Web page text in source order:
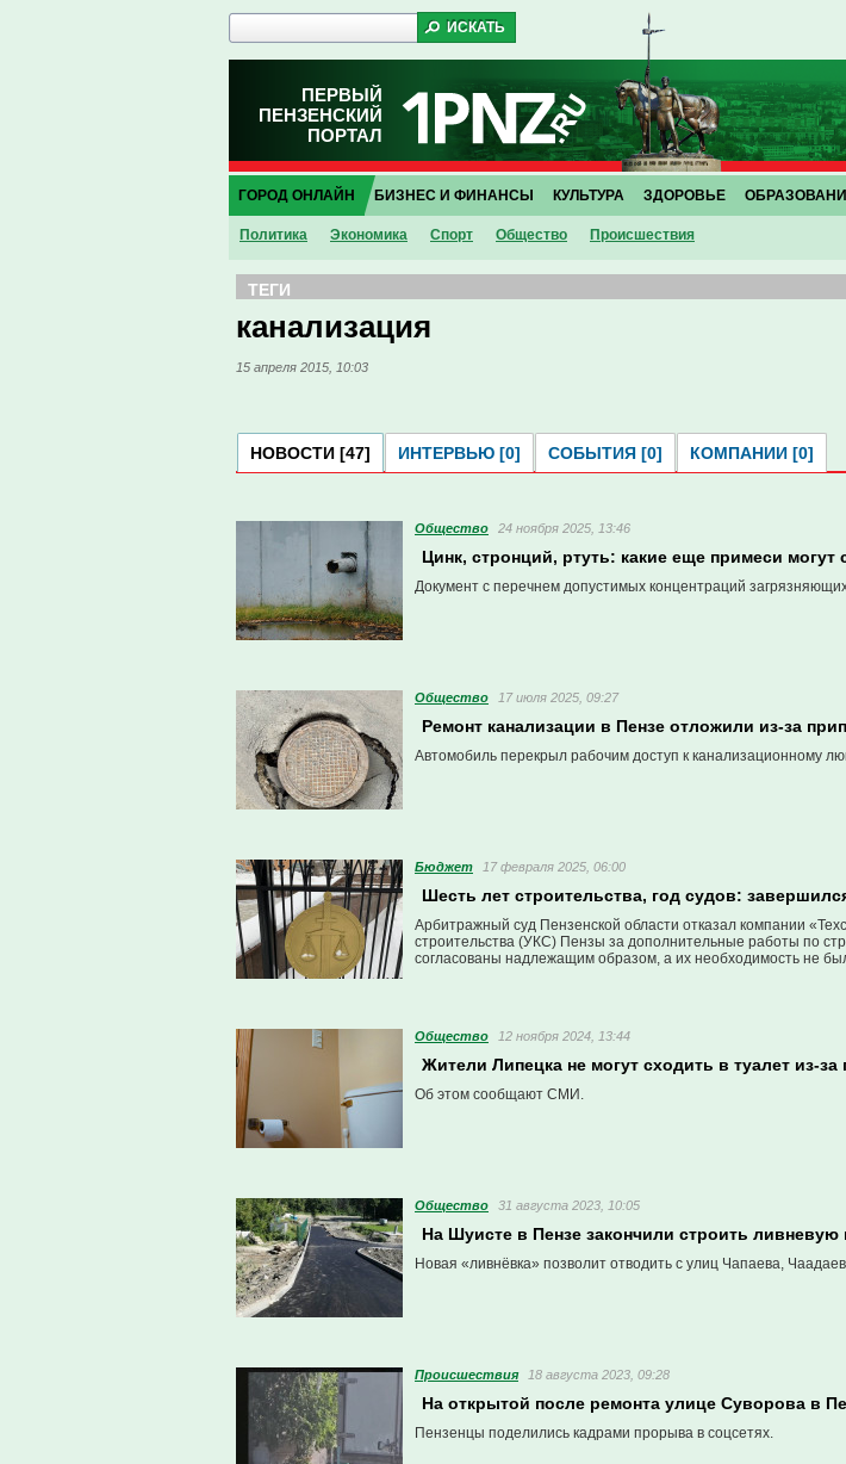
ПЕРВЫЙ
ПЕНЗЕНСКИЙ
ПОРТАЛ
ГОРОД ОНЛАЙН
Политика Экономика Спорт Общество Проиcшествия
БИЗНЕС И ФИНАНСЫ КУЛЬТУРА ЗДОРОВЬЕ
ТЕГИ
канализация
15 апреля 2015, 10:03
НОВОСТИ [47] ИНТЕРВЬЮ [0] СОБЫТИЯ [0] КОМПАНИИ [0]
Общество 24 ноября 2025, 13:46
Цинк, стронций, ртуть: какие еще примеси
Документ с перечнем допустимых концентраций
Общество 17 июля 2025, 09:27
Ремонт канализации в Пензе отложили из-за
Автомобиль перекрыл рабочим доступ к канализационному
Бюджет 17 февраля 2025, 06:00
Шесть лет строительства, год судов:
Арбитражный суд Пензенской области отказал компании
строительства (УКС) Пензы за дополнительные работы по
согласованы надлежащим образом, а их необходимость не
Общество 12 ноября 2024, 13:44
Жители Липецка не могут сходить в туалет из-
Об этом сообщают СМИ.
Общество 31 августа 2023, 10:05
На Шуисте в Пензе закончили строить ливневую
Новая «ливнёвка» позволит отводить с улиц Чапаева,
Проиcшествия 18 августа 2023, 09:28
На открытой после ремонта улице Суворова в
Пензенцы поделились кадрами прорыва в соцсетях.